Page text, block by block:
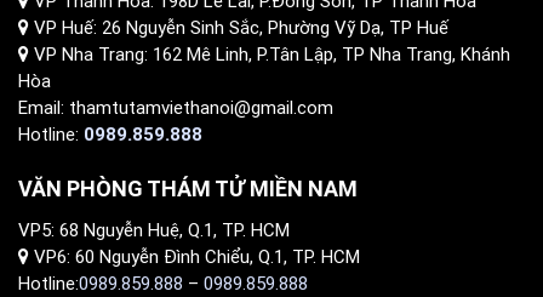
VP Huế: 26 Nguyễn Sinh Sắc, Phường Vỹ Dạ, TP Huế
VP Nha Trang: 162 Mê Linh, P.Tân Lập, TP Nha Trang, Khánh
Hòa
Email: thamtutamviethanoi@gmail.com
Hotline: 0989.859.888
VĂN PHÒNG THÁM TỬ MIỀN NAM
VP5: 68 Nguyễn Huệ, Q.1, TP. HCM
VP6: 60 Nguyễn Đình Chiểu, Q.1, TP. HCM
Hotline:0989.859.888 – 0989.859.888